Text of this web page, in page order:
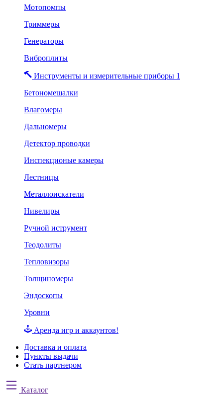
Мотопомпы
Триммеры
Генераторы
Виброплиты
Инструменты и измерительные приборы 1
Бетономешалки
Влагомеры
Дальномеры
Детектор проводки
Инспекционые камеры
Лестницы
Металлоискатели
Нивелиры
Ручной иструмент
Теодолиты
Тепловизоры
Толщиномеры
Эндоскопы
Уровни
Аренда игр и аккаунтов!
Доставка и оплата
Пункты выдачи
Стать партнером
Каталог